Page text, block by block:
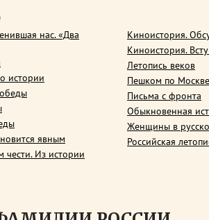
нас. «Два
истории
явным
чести. Из истории
Киноистория.
Киноистория.
Летопись веков
Пешком по Москве
Письма с фронта
Обыкновенная
Женщины в
Российская